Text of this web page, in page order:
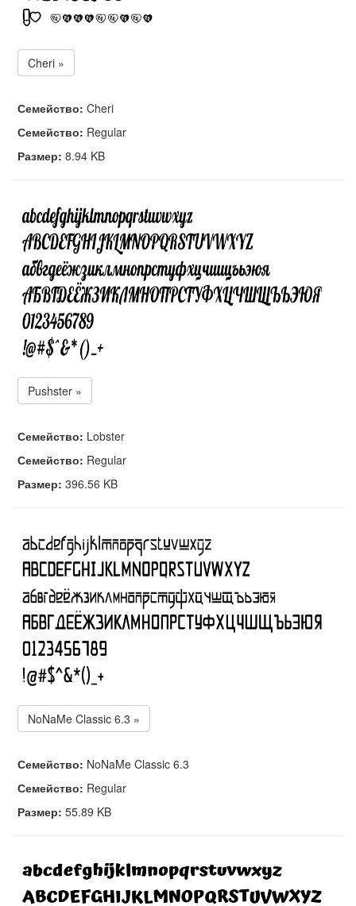
Cheri »
Семейство: Cheri
Семейство: Regular
Размер: 8.94 KB
Pushster »
Семейство: Lobster
Семейство: Regular
Размер: 396.56 KB
NoNaMe Classic 6.3 »
Семейство: NoNaMe Classic 6.3
Семейство: Regular
Размер: 55.89 KB